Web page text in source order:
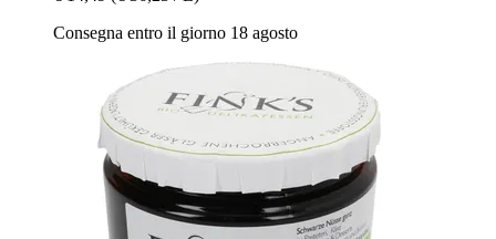
Consegna entro il giorno 18 agosto